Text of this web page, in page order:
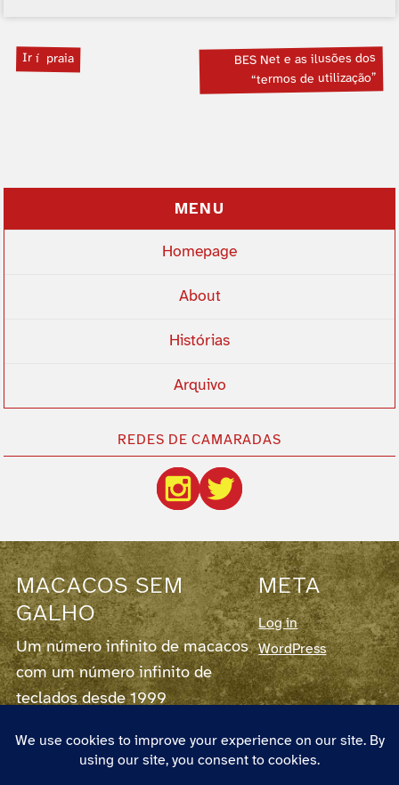
Ir í praia BES Net e as ilusões dos
“termos de utilização”
MENU
Homepage
About
Histórias
Arquivo
REDES DE CAMARADAS
MACACOS SEM
GALHO
Um número infinito de macacos
com um número infinito de
teclados desde 1999
fornece RSS para os Postse para os
Comentários.
META
Log in
WordPress